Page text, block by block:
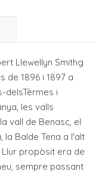
Llewellyn Smithg
de 1896 i 1897 a
delsTèrmes i
les valls
vall de Benasc, el
la Balde Tena a l'alt
propòsit era de
sempre passant